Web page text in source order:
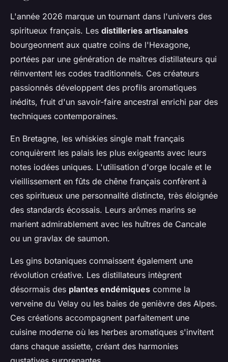
L'année 2026 marque un tournant dans l'univers des
spiritueux français. Les distilleries artisanales
bourgeonnent aux quatre coins de l'Hexagone,
portées par une génération de maîtres distillateurs qui
réinventent les codes traditionnels. Ces créateurs
passionnés développent des profils aromatiques
inédits, fruit d'un savoir-faire ancestral enrichi par des
techniques contemporaines.
En Bretagne, les whiskies single malt français
conquièrent les palais les plus exigeants avec leurs
notes iodées uniques. L'utilisation d'orge locale et le
vieillissement en fûts de chêne français confèrent à
ces spiritueux une personnalité distincte, très éloignée
des standards écossais. Leurs arômes marins se
marient admirablement avec les huîtres de Cancale
ou un gravlax de saumon.
Les gins botaniques connaissent également une
révolution créative. Les distillateurs intègrent
désormais des plantes endémiques comme la
verveine du Velay ou les baies de genièvre des Alpes.
Ces créations accompagnent parfaitement une
cuisine moderne où les herbes aromatiques s'invitent
dans chaque assiette, créant des harmonies